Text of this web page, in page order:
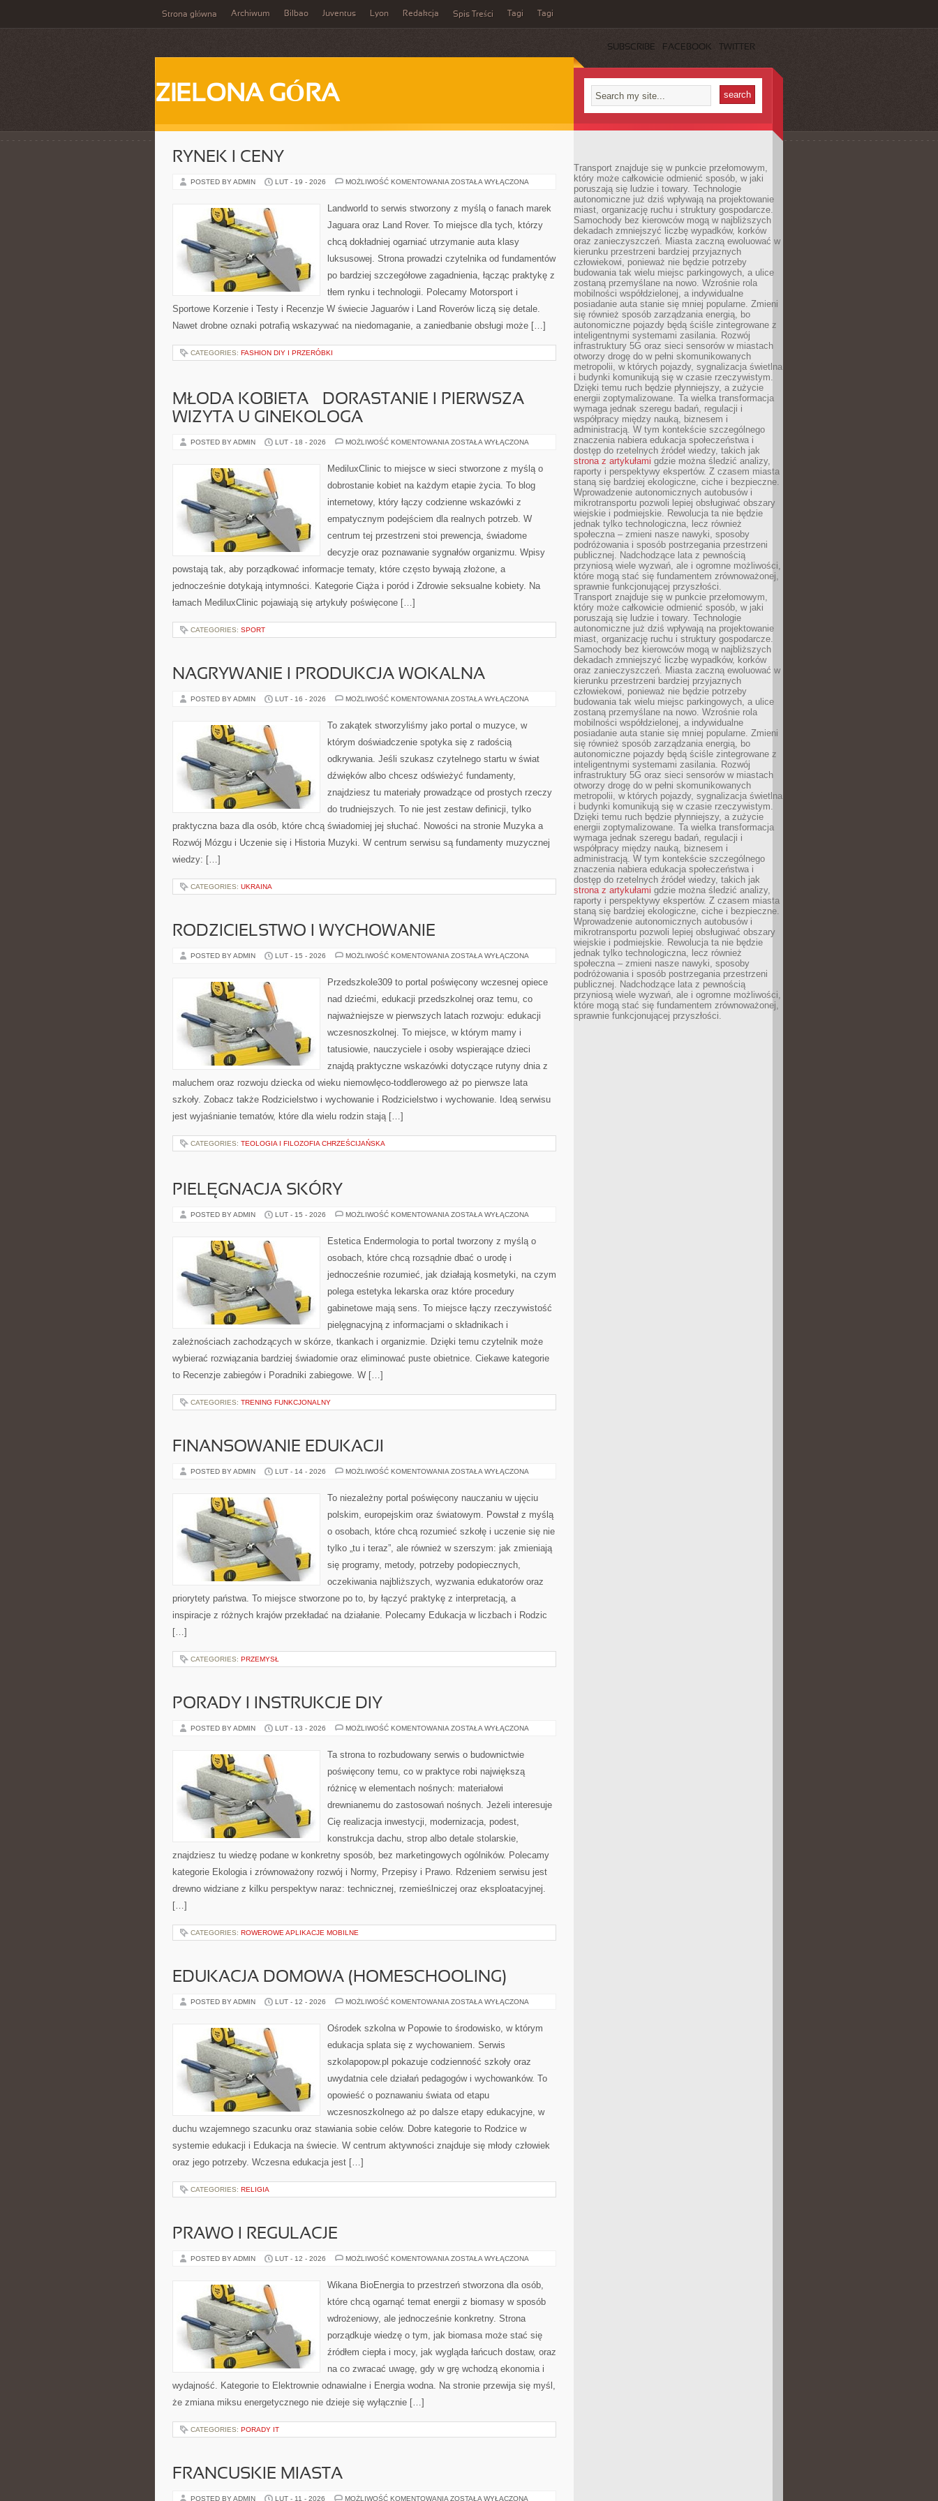
Strona główna Archiwum Bilbao Juventus Lyon Redakcja Spis Treści Tagi Tagi
SUBSCRIBE FACEBOOK TWITTER
ZIELONA GÓRA
RYNEK I CENY
POSTED BY ADMIN LUT - 19 - 2026 MOŻLIWOŚĆ KOMENTOWANIA RYNEK
ZOSTAŁA WYŁĄCZONA
Landworld to serwis stworzony z myślą o fanach marek
Jaguara oraz Land Rover. To miejsce dla tych, którzy
chcą dokładniej ogarniać utrzymanie auta klasy
luksusowej. Strona prowadzi czytelnika od fundamentów
po bardziej szczegółowe zagadnienia, łącząc praktykę z
tłem rynku i technologii. Polecamy Motorsport i
Sportowe Korzenie i Testy i Recenzje W świecie Jaguarów i Land Roverów liczą się detale.
Nawet drobne oznaki potrafią wskazywać na niedomaganie, a zaniedbanie obsługi może […]
CATEGORIES: FASHION DIY I PRZERÓBKI
MŁODA KOBIETA – DORASTANIE I PIERWSZA
WIZYTA U GINEKOLOGA
POSTED BY ADMIN LUT - 18 - 2026 MOŻLIWOŚĆ KOMENTOWANIA MŁODA
DORASTANIE
I
WIZYTA
GINEKOLOGA
ZOSTAŁA WYŁĄCZONA
MediluxClinic to miejsce w sieci stworzone z myślą o
dobrostanie kobiet na każdym etapie życia. To blog
internetowy, który łączy codzienne wskazówki z
empatycznym podejściem dla realnych potrzeb. W
centrum tej przestrzeni stoi prewencja, świadome
decyzje oraz poznawanie sygnałów organizmu. Wpisy
powstają tak, aby porządkować informacje tematy, które często bywają złożone, a
jednocześnie dotykają intymności. Kategorie Ciąża i poród i Zdrowie seksualne kobiety. Na
łamach MediluxClinic pojawiają się artykuły poświęcone […]
CATEGORIES: SPORT
NAGRYWANIE I PRODUKCJA WOKALNA
POSTED BY ADMIN LUT - 16 - 2026 MOŻLIWOŚĆ KOMENTOWANIA NAGRYWANIE
WOKALNA
ZOSTAŁA WYŁĄCZONA
To zakątek stworzyliśmy jako portal o muzyce, w
którym doświadczenie spotyka się z radością
odkrywania. Jeśli szukasz czytelnego startu w świat
dźwięków albo chcesz odświeżyć fundamenty,
znajdziesz tu materiały prowadzące od prostych rzeczy
do trudniejszych. To nie jest zestaw definicji, tylko
praktyczna baza dla osób, które chcą świadomiej jej słuchać. Nowości na stronie Muzyka a
Rozwój Mózgu i Uczenie się i Historia Muzyki. W centrum serwisu są fundamenty muzycznej
wiedzy: […]
CATEGORIES: UKRAINA
RODZICIELSTWO I WYCHOWANIE
POSTED BY ADMIN LUT - 15 - 2026 MOŻLIWOŚĆ KOMENTOWANIA RODZICIELSTWO
ZOSTAŁA WYŁĄCZONA
Przedszkole309 to portal poświęcony wczesnej opiece
nad dziećmi, edukacji przedszkolnej oraz temu, co
najważniejsze w pierwszych latach rozwoju: edukacji
wczesnoszkolnej. To miejsce, w którym mamy i
tatusiowie, nauczyciele i osoby wspierające dzieci
znajdą praktyczne wskazówki dotyczące rutyny dnia z
maluchem oraz rozwoju dziecka od wieku niemowlęco-toddlerowego aż po pierwsze lata
szkoły. Zobacz także Rodzicielstwo i wychowanie i Rodzicielstwo i wychowanie. Ideą serwisu
jest wyjaśnianie tematów, które dla wielu rodzin stają […]
CATEGORIES: TEOLOGIA I FILOZOFIA CHRZEŚCIJAŃSKA
PIELĘGNACJA SKÓRY
POSTED BY ADMIN LUT - 15 - 2026 MOŻLIWOŚĆ KOMENTOWANIA PIELĘGNACJA
ZOSTAŁA WYŁĄCZONA
Estetica Endermologia to portal tworzony z myślą o
osobach, które chcą rozsądnie dbać o urodę i
jednocześnie rozumieć, jak działają kosmetyki, na czym
polega estetyka lekarska oraz które procedury
gabinetowe mają sens. To miejsce łączy rzeczywistość
pielęgnacyjną z informacjami o składnikach i
zależnościach zachodzących w skórze, tkankach i organizmie. Dzięki temu czytelnik może
wybierać rozwiązania bardziej świadomie oraz eliminować puste obietnice. Ciekawe kategorie
to Recenzje zabiegów i Poradniki zabiegowe. W […]
CATEGORIES: TRENING FUNKCJONALNY
FINANSOWANIE EDUKACJI
POSTED BY ADMIN LUT - 14 - 2026 MOŻLIWOŚĆ KOMENTOWANIA FINANSOWANIE
ZOSTAŁA WYŁĄCZONA
To niezależny portal poświęcony nauczaniu w ujęciu
polskim, europejskim oraz światowym. Powstał z myślą
o osobach, które chcą rozumieć szkołę i uczenie się nie
tylko „tu i teraz”, ale również w szerszym: jak zmieniają
się programy, metody, potrzeby podopiecznych,
oczekiwania najbliższych, wyzwania edukatorów oraz
priorytety państwa. To miejsce stworzone po to, by łączyć praktykę z interpretacją, a
inspiracje z różnych krajów przekładać na działanie. Polecamy Edukacja w liczbach i Rodzic
[…]
CATEGORIES: PRZEMYSŁ
PORADY I INSTRUKCJE DIY
POSTED BY ADMIN LUT - 13 - 2026 MOŻLIWOŚĆ KOMENTOWANIA PORADY
DIY
ZOSTAŁA WYŁĄCZONA
Ta strona to rozbudowany serwis o budownictwie
poświęcony temu, co w praktyce robi największą
różnicę w elementach nośnych: materiałowi
drewnianemu do zastosowań nośnych. Jeżeli interesuje
Cię realizacja inwestycji, modernizacja, podest,
konstrukcja dachu, strop albo detale stolarskie,
znajdziesz tu wiedzę podane w konkretny sposób, bez marketingowych ogólników. Polecamy
kategorie Ekologia i zrównoważony rozwój i Normy, Przepisy i Prawo. Rdzeniem serwisu jest
drewno widziane z kilku perspektyw naraz: technicznej, rzemieślniczej oraz eksploatacyjnej.
[…]
CATEGORIES: ROWEROWE APLIKACJE MOBILNE
EDUKACJA DOMOWA (HOMESCHOOLING)
POSTED BY ADMIN LUT - 12 - 2026 MOŻLIWOŚĆ KOMENTOWANIA EDUKACJA
ZOSTAŁA WYŁĄCZONA
Ośrodek szkolna w Popowie to środowisko, w którym
edukacja splata się z wychowaniem. Serwis
szkolapopow.pl pokazuje codzienność szkoły oraz
uwydatnia cele działań pedagogów i wychowanków. To
opowieść o poznawaniu świata od etapu
wczesnoszkolnego aż po dalsze etapy edukacyjne, w
duchu wzajemnego szacunku oraz stawiania sobie celów. Dobre kategorie to Rodzice w
systemie edukacji i Edukacja na świecie. W centrum aktywności znajduje się młody człowiek
oraz jego potrzeby. Wczesna edukacja jest […]
CATEGORIES: RELIGIA
PRAWO I REGULACJE
POSTED BY ADMIN LUT - 12 - 2026 MOŻLIWOŚĆ KOMENTOWANIA PRAWO
ZOSTAŁA WYŁĄCZONA
Wikana BioEnergia to przestrzeń stworzona dla osób,
które chcą ogarnąć temat energii z biomasy w sposób
wdrożeniowy, ale jednocześnie konkretny. Strona
porządkuje wiedzę o tym, jak biomasa może stać się
źródłem ciepła i mocy, jak wygląda łańcuch dostaw, oraz
na co zwracać uwagę, gdy w grę wchodzą ekonomia i
wydajność. Kategorie to Elektrownie odnawialne i Energia wodna. Na stronie przewija się myśl,
że zmiana miksu energetycznego nie dzieje się wyłącznie […]
CATEGORIES: PORADY IT
FRANCUSKIE MIASTA
POSTED BY ADMIN LUT - 11 - 2026 MOŻLIWOŚĆ KOMENTOWANIA FRANCUSKIE
ZOSTAŁA WYŁĄCZONA
Transport znajduje się w punkcie przełomowym,
który może całkowicie odmienić sposób, w jaki
poruszają się ludzie i towary. Technologie
autonomiczne już dziś wpływają na projektowanie
miast, organizację ruchu i struktury gospodarcze.
Samochody bez kierowców mogą w najbliższych
dekadach zmniejszyć liczbę wypadków, korków
oraz zanieczyszczeń. Miasta zaczną ewoluować w
kierunku przestrzeni bardziej przyjaznych
człowiekowi, ponieważ nie będzie potrzeby
budowania tak wielu miejsc parkingowych, a ulice
zostaną przemyślane na nowo. Wzrośnie rola
mobilności współdzielonej, a indywidualne
posiadanie auta stanie się mniej popularne. Zmieni
się również sposób zarządzania energią, bo
autonomiczne pojazdy będą ściśle zintegrowane z
inteligentnymi systemami zasilania. Rozwój
infrastruktury 5G oraz sieci sensorów w miastach
otworzy drogę do w pełni skomunikowanych
metropolii, w których pojazdy, sygnalizacja świetlna
i budynki komunikują się w czasie rzeczywistym.
Dzięki temu ruch będzie płynniejszy, a zużycie
energii zoptymalizowane. Ta wielka transformacja
wymaga jednak szeregu badań, regulacji i
współpracy między nauką, biznesem i
administracją. W tym kontekście szczególnego
znaczenia nabiera edukacja społeczeństwa i
dostęp do rzetelnych źródeł wiedzy, takich jak
strona z artykułami gdzie można śledzić analizy,
raporty i perspektywy ekspertów. Z czasem miasta
staną się bardziej ekologiczne, ciche i bezpieczne.
Wprowadzenie autonomicznych autobusów i
mikrotransportu pozwoli lepiej obsługiwać obszary
wiejskie i podmiejskie. Rewolucja ta nie będzie
jednak tylko technologiczna, lecz również
społeczna – zmieni nasze nawyki, sposoby
podróżowania i sposób postrzegania przestrzeni
publicznej. Nadchodzące lata z pewnością
przyniosą wiele wyzwań, ale i ogromne możliwości,
które mogą stać się fundamentem zrównoważonej,
sprawnie funkcjonującej przyszłości.
Transport znajduje się w punkcie przełomowym,
który może całkowicie odmienić sposób, w jaki
poruszają się ludzie i towary. Technologie
autonomiczne już dziś wpływają na projektowanie
miast, organizację ruchu i struktury gospodarcze.
Samochody bez kierowców mogą w najbliższych
dekadach zmniejszyć liczbę wypadków, korków
oraz zanieczyszczeń. Miasta zaczną ewoluować w
kierunku przestrzeni bardziej przyjaznych
człowiekowi, ponieważ nie będzie potrzeby
budowania tak wielu miejsc parkingowych, a ulice
zostaną przemyślane na nowo. Wzrośnie rola
mobilności współdzielonej, a indywidualne
posiadanie auta stanie się mniej popularne. Zmieni
się również sposób zarządzania energią, bo
autonomiczne pojazdy będą ściśle zintegrowane z
inteligentnymi systemami zasilania. Rozwój
infrastruktury 5G oraz sieci sensorów w miastach
otworzy drogę do w pełni skomunikowanych
metropolii, w których pojazdy, sygnalizacja świetlna
i budynki komunikują się w czasie rzeczywistym.
Dzięki temu ruch będzie płynniejszy, a zużycie
energii zoptymalizowane. Ta wielka transformacja
wymaga jednak szeregu badań, regulacji i
współpracy między nauką, biznesem i
administracją. W tym kontekście szczególnego
znaczenia nabiera edukacja społeczeństwa i
dostęp do rzetelnych źródeł wiedzy, takich jak
strona z artykułami gdzie można śledzić analizy,
raporty i perspektywy ekspertów. Z czasem miasta
staną się bardziej ekologiczne, ciche i bezpieczne.
Wprowadzenie autonomicznych autobusów i
mikrotransportu pozwoli lepiej obsługiwać obszary
wiejskie i podmiejskie. Rewolucja ta nie będzie
jednak tylko technologiczna, lecz również
społeczna – zmieni nasze nawyki, sposoby
podróżowania i sposób postrzegania przestrzeni
publicznej. Nadchodzące lata z pewnością
przyniosą wiele wyzwań, ale i ogromne możliwości,
które mogą stać się fundamentem zrównoważonej,
sprawnie funkcjonującej przyszłości.